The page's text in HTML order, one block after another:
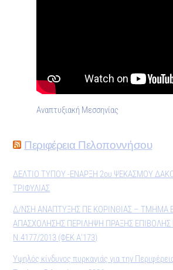
Αναπτυξιακή Μεσσηνίας
Περιφέρεια Πελοποννήσου
ΔΕΛΤΙΟ ΤΥΠΟΥ -ΕΝΑΡΞΗ 2ου ΨΕΚΑΣΜΟΥ
ΤΡΙΦΥΛΙΑΣ
Δ/ΝΣΗ ΑΝΑΠΤΥΞΗΣ ΠΕ ΚΟΡΙΝΘΙΑΣ – ΤΜΗΜΑ
ΑΠΑΣΧΟΛΗΣΗΣ ΠΕΡΙΛΗΨΗ ΠΡΑΞΗΣ
Ν.4177/2013 (ΦΕΚ Α’173)
Υψηλός κίνδυνος πυρκαγιάς για την